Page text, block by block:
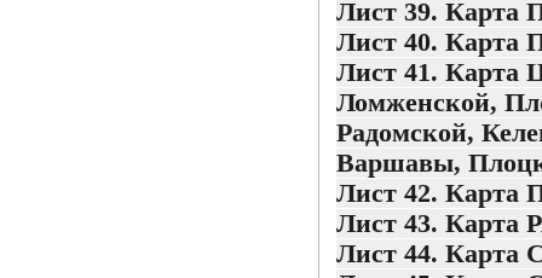
Лист 39. Карта
Лист 40. Карта
Лист 41. Карта
Ломженской,
Радомской,
Варшавы,
Лист 42. Карта
Лист 43. Карта
Лист 44. Карта